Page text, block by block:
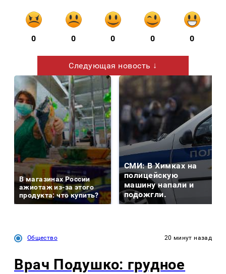
0 0 0 0 0
Следующая новость ↓
В магазинах России
ажиотаж из-за этого
продукта: что купить?
СМИ: В Химках на
полицейскую
машину напали и
подожгли.
Общество 20 минут назад
Врач Подушко: грудное